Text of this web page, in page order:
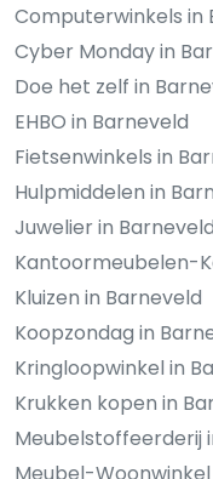
Computerwinkels in
Cyber Monday in
Doe het zelf in
EHBO in Barneveld
Fietsenwinkels in
Hulpmiddelen in
Juwelier in Barneveld
Kantoormeubelen-
Kluizen in Barneveld
Koopzondag in
Kringloopwinkel in
Krukken kopen in
Meubelstoffeerderij
Meubel-